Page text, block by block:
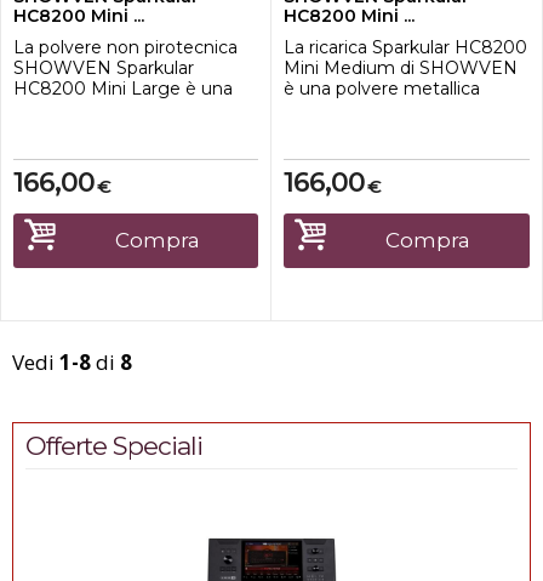
HC8200 Mini ...
La polvere non pirotecnica
SHOWVEN Sparkular
HC8200 Mini Large è una
per creare spettacolari
fontane luminose in totale
sicurezza. Questo prodotto
è pensato per chi desidera
effetti scenografici di grande
impatto senza l...
€
166,00
Compra
HC8200 Mini ...
La ricarica Sparkular HC8200
Mini Medium di SHOWVEN
è una polvere metallica
le macchine Sparkular Mini.
Ideale per eventi indoor,
offre un effetto visivo
suggestivo senza fumo,
odori o rischi legati alla
pirotecnica.Perfetta...
€
166,00
Compra
Vedi 1-8di 8
Offerte Speciali